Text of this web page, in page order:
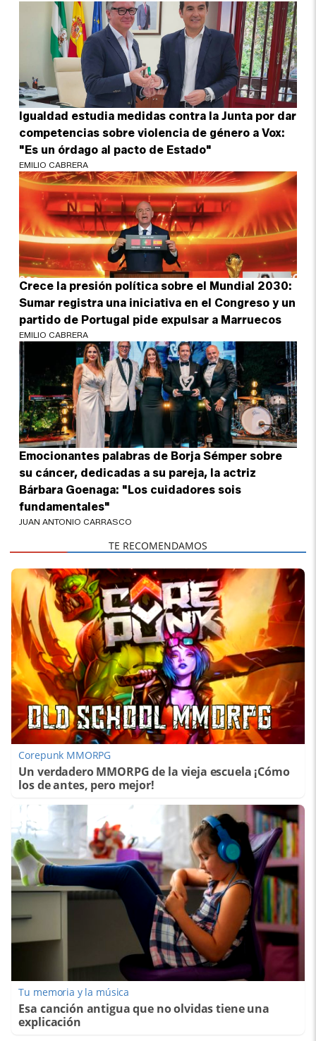
Igualdad estudia medidas contra la Junta por dar
competencias sobre violencia de género a Vox:
"Es un órdago al pacto de Estado"
EMILIO CABRERA
Crece la presión política sobre el Mundial 2030:
Sumar registra una iniciativa en el Congreso y un
partido de Portugal pide expulsar a Marruecos
EMILIO CABRERA
Emocionantes palabras de Borja Sémper sobre
su cáncer, dedicadas a su pareja, la actriz
Bárbara Goenaga: "Los cuidadores sois
fundamentales"
JUAN ANTONIO CARRASCO
Corepunk MMORPG
Un verdadero MMORPG de la vieja escuela ¡Cómo
los de antes, pero mejor!
Tu memoria y la música
Esa canción antigua que no olvidas tiene una
explicación